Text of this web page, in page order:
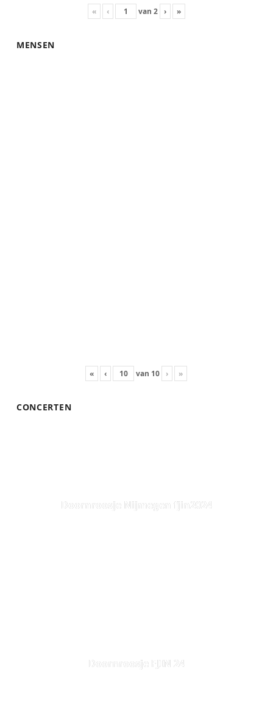
« ‹ van 2 › »
MENSEN
« ‹ van 10 › »
CONCERTEN
Doornroosje Nijmegen fjin2024
Doornroosje FJIN 24